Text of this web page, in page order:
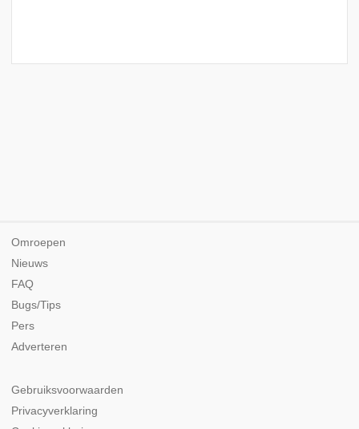
Omroepen
Nieuws
FAQ
Bugs/Tips
Pers
Adverteren
Gebruiksvoorwaarden
Privacyverklaring